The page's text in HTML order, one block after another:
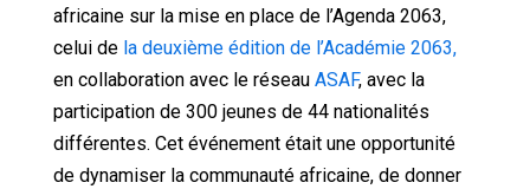
africaine sur la mise en place de l’Agenda 2063,
celui de la deuxième édition de l’Académie 2063,
en collaboration avec le réseau ASAF, avec la
participation de 300 jeunes de 44 nationalités
différentes. Cet événement était une opportunité
de dynamiser la communauté africaine, de donner